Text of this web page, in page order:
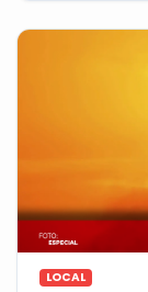
LOCAL